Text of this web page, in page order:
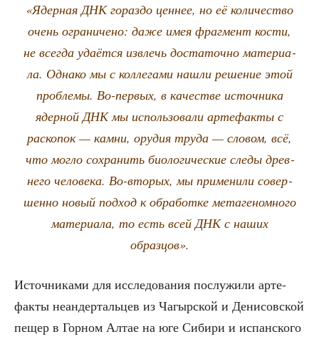
«Ядер­ная ДНК гораз­до цен­нее, но её коли­че­ство
очень огра­ни­че­но: даже имея фраг­мент кости,
не все­гда уда­ёт­ся извлечь доста­точ­но мате­ри­а­
ла. Одна­ко мы с кол­ле­га­ми нашли реше­ние этой
про­бле­мы. Во-пер­вых, в каче­стве источ­ни­ка
ядер­ной ДНК мы исполь­зо­ва­ли арте­фак­ты с
рас­ко­пок — кам­ни, ору­дия тру­да — сло­вом, всё,
что мог­ло сохра­нить био­ло­ги­че­ские сле­ды древ­
не­го чело­ве­ка. Во-вто­рых, мы при­ме­ни­ли совер­
шен­но новый под­ход к обра­бот­ке мета­ге­ном­но­го
мате­ри­а­ла, то есть всей ДНК с наших
образцов».
Источ­ни­ка­ми для иссле­до­ва­ния послу­жи­ли арте­
фак­ты неан­дер­таль­цев из Чагыр­ской и Дени­сов­ской
пещер в Гор­ном Алтае на юге Сиби­ри и испан­ско­го